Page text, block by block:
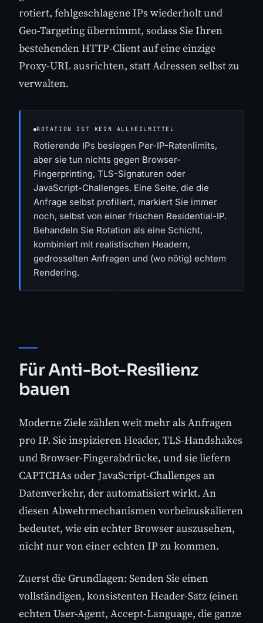
rotiert, fehlgeschlagene IPs wiederholt und
Geo-Targeting übernimmt, sodass Sie Ihren
bestehenden HTTP-Client auf eine einzige
Proxy-URL ausrichten, statt Adressen selbst zu
verwalten.
ROTATION IST KEIN ALLHEILMITTEL
Rotierende IPs besiegen Per-IP-Ratenlimits,
aber sie tun nichts gegen Browser-
Fingerprinting, TLS-Signaturen oder
JavaScript-Challenges. Eine Seite, die die
Anfrage selbst profiliert, markiert Sie immer
noch, selbst von einer frischen Residential-IP.
Behandeln Sie Rotation als eine Schicht,
kombiniert mit realistischen Headern,
gedrosselten Anfragen und (wo nötig) echtem
Rendering.
Für Anti-Bot-Resilienz
bauen
Moderne Ziele zählen weit mehr als Anfragen
pro IP. Sie inspizieren Header, TLS-Handshakes
und Browser-Fingerabdrücke, und sie liefern
CAPTCHAs oder JavaScript-Challenges an
Datenverkehr, der automatisiert wirkt. An
diesen Abwehrmechanismen vorbeizuskalieren
bedeutet, wie ein echter Browser auszusehen,
nicht nur von einer echten IP zu kommen.
Zuerst die Grundlagen: Senden Sie einen
vollständigen, konsistenten Header-Satz (einen
echten User-Agent, Accept-Language, die ganze